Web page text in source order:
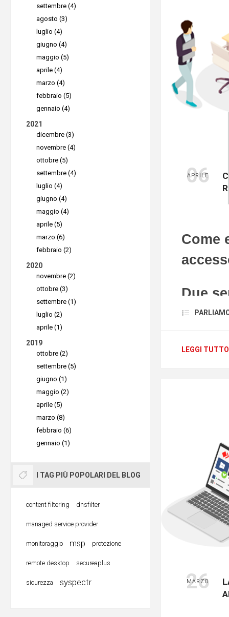
AnyDesk
più
fattori
;
LAN
è
senza
Un
su tutte
Le
copiare i
trasferire
Inoltre, il
principali
sopra
Per
di un
accanto
vostro
secondo.
video
più sui
Adattarsi
difficile.
di
non
si è
in ufficio
come ad
futuri
offrire
tecnico
aiutare
con loro
periodo.
desktop
e video
colleghi
a fare
06
APRILE
Come
Due
le
conosci
di
E
Se
un
che
ai
LEGGI TUTTO
26
MARZO
settembre (4)
agosto (3)
luglio (4)
giugno (4)
maggio (5)
aprile (4)
marzo (4)
febbraio (5)
gennaio (4)
2021
dicembre (3)
novembre (4)
ottobre (5)
settembre (4)
luglio (4)
giugno (4)
maggio (4)
aprile (5)
marzo (6)
febbraio (2)
2020
novembre (2)
ottobre (3)
settembre (1)
luglio (2)
aprile (1)
2019
ottobre (2)
settembre (5)
giugno (1)
maggio (2)
aprile (5)
marzo (8)
febbraio (6)
gennaio (1)
I TAG PIÙ POPOLARI DEL BLOG
content filtering dnsfilter
managed service provider
monitoraggio msp protezione
remote desktop secureaplus
sicurezza syspectr